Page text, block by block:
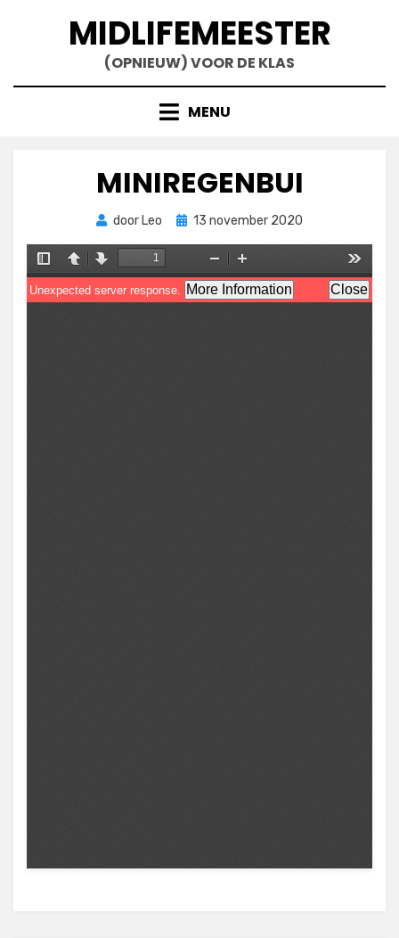
MIDLIFEMEESTER
(OPNIEUW) VOOR DE KLAS
MENU
MINIREGENBUI
door Leo
Geplaatst
13 november 2020